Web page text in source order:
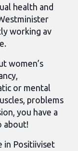
health and
working av
women’s
or mental
problems
you have a
about!
in Positiiviset